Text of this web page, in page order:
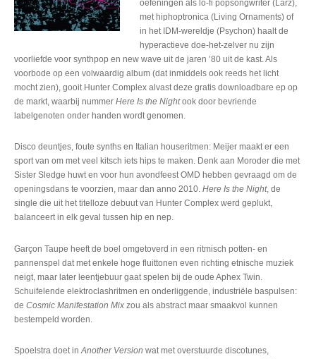
oefeningen als lo-fi popsongwriter (Larz),
met hiphoptronica (Living Ornaments) of
in het IDM-wereldje (Psychon) haalt de
hyperactieve doe-het-zelver nu zijn
voorliefde voor synthpop en new wave uit de jaren ’80 uit de kast. Als
voorbode op een volwaardig album (dat inmiddels ook reeds het licht
mocht zien), gooit Hunter Complex alvast deze gratis downloadbare ep op
de markt, waarbij nummer Here Is the Nightook door bevriende
labelgenoten onder handen wordt genomen.
Disco deuntjes, foute synths en Italian houseritmen: Meijer maakt er een
sport van om met veel kitsch iets hips te maken. Denk aan Moroder die met
Sister Sledge huwt en voor hun avondfeest OMD hebben gevraagd om de
openingsdans te voorzien, maar dan anno 2010. Here Is the Night, de
single die uit het titelloze debuut van Hunter Complex werd geplukt,
balanceert in elk geval tussen hip en nep.
Garçon Taupe heeft de boel omgetoverd in een ritmisch potten- en
pannenspel dat met enkele hoge fluittonen even richting etnische muziek
neigt, maar later leentjebuur gaat spelen bij de oude Aphex Twin.
Schuifelende elektroclashritmen en onderliggende, industriële baspulsen:
de Cosmic Manifestation Mix zou als abstract maar smaakvol kunnen
bestempeld worden.
Spoelstra doet inAnother Version wat met overstuurde discotunes,